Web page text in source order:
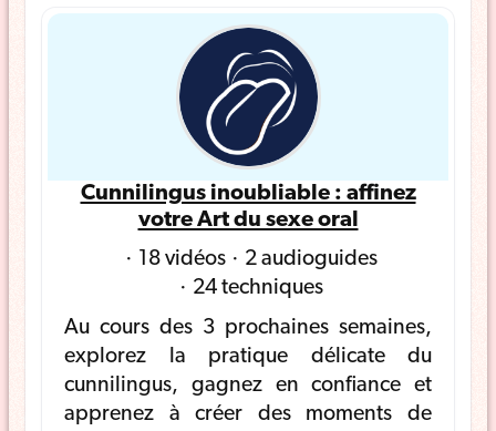
Cunnilingus inoubliable : affinez
votre Art du sexe oral
18 vidéos
2 audioguides
24 techniques
Au cours des 3 prochaines semaines,
explorez la pratique délicate du
cunnilingus, gagnez en confiance et
apprenez à créer des moments de